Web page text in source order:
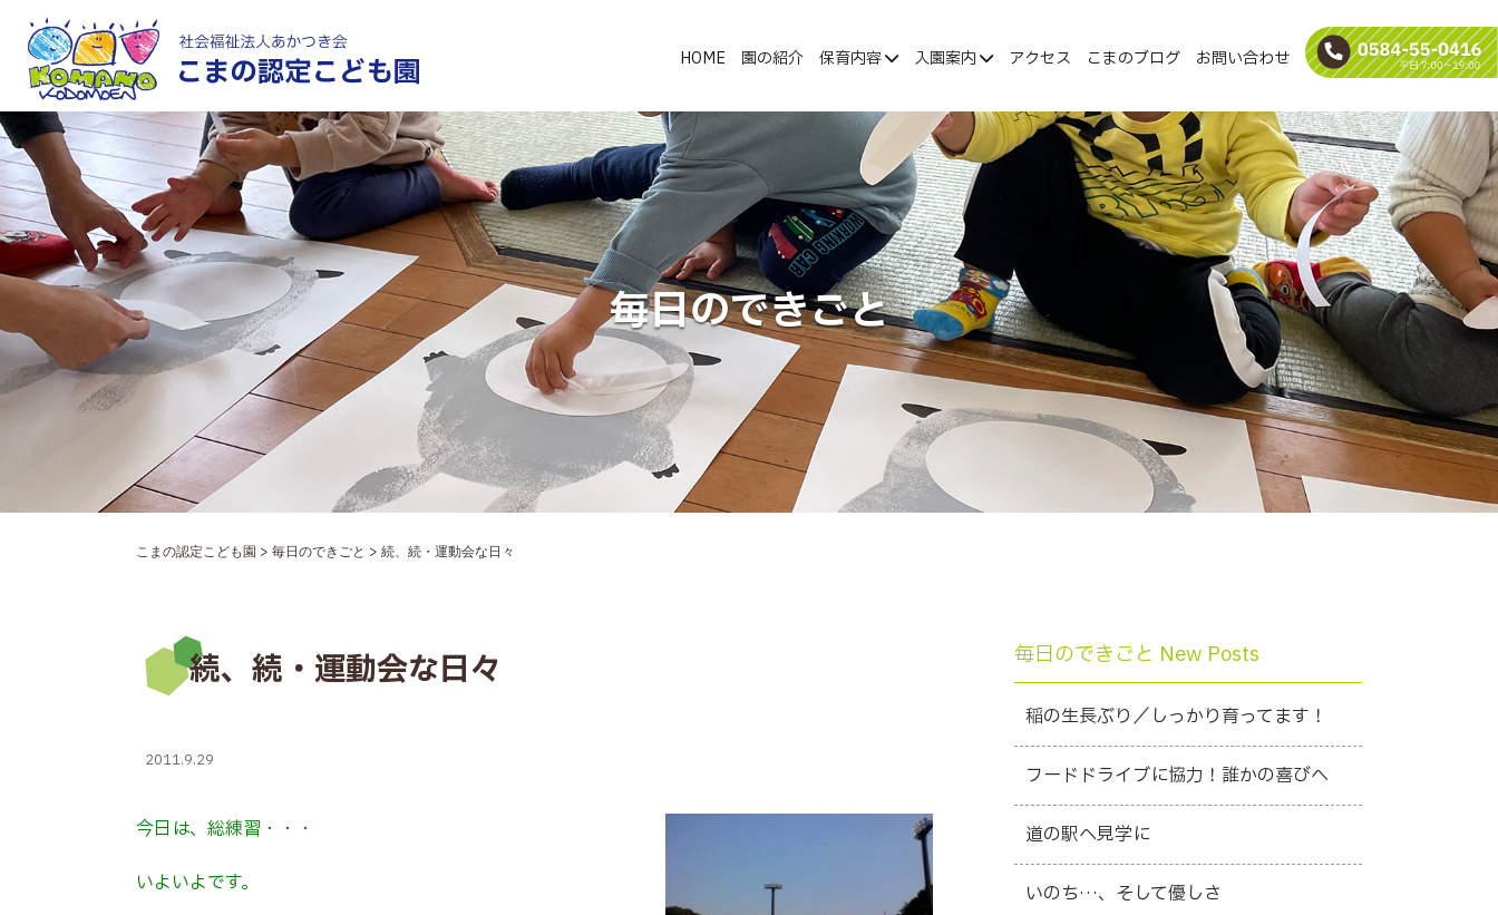
HOME 園の紹介 保育内容 入園案内 アクセス こまのブログ お問い合わせ
毎日のできごと
こまの認定こども園 > 毎日のできごと > 続、続・運動会な日々
続、続・運動会な日々
2011.9.29
今日は、総練習・・・
いよいよです。
毎日のできごと New Posts
稲の生長ぶり／しっかり育ってます！
フードドライブに協力！誰かの喜びへ
道の駅へ見学に
いのち…、そして優しさ